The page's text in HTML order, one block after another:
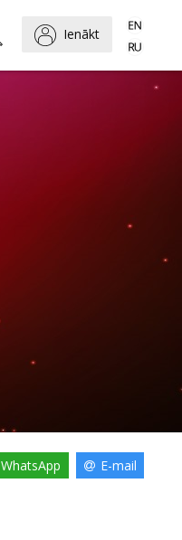
Ienākt
WhatsApp E-mail